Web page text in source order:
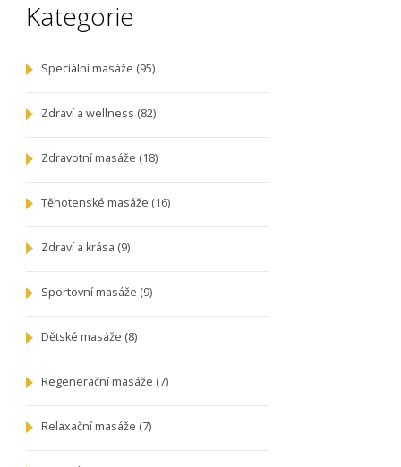
Kategorie
Speciální masáže (95)
Zdraví a wellness (82)
Zdravotní masáže (18)
Těhotenské masáže (16)
Zdraví a krása (9)
Sportovní masáže (9)
Dětské masáže (8)
Regenerační masáže (7)
Relaxační masáže (7)